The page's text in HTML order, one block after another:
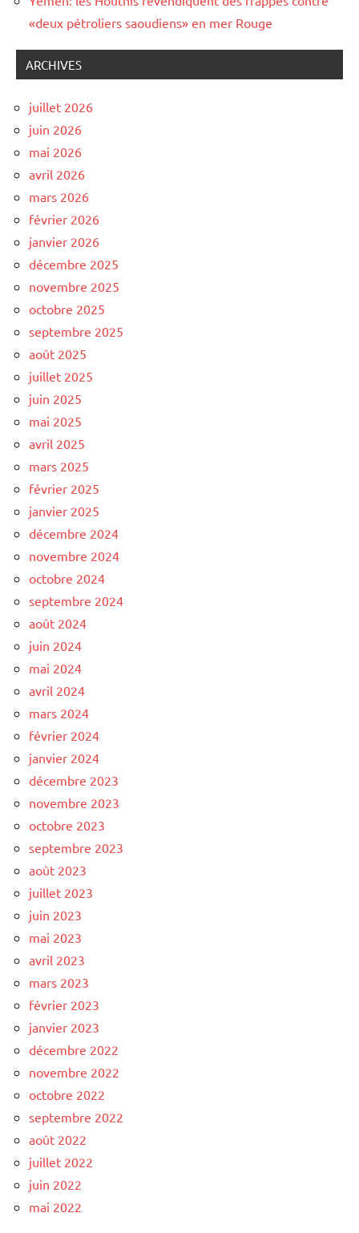
«deux pétroliers saoudiens» en mer Rouge
ARCHIVES
juillet 2026
juin 2026
mai 2026
avril 2026
mars 2026
février 2026
janvier 2026
décembre 2025
novembre 2025
octobre 2025
septembre 2025
août 2025
juillet 2025
juin 2025
mai 2025
avril 2025
mars 2025
février 2025
janvier 2025
décembre 2024
novembre 2024
octobre 2024
septembre 2024
août 2024
juin 2024
mai 2024
avril 2024
mars 2024
février 2024
janvier 2024
décembre 2023
novembre 2023
octobre 2023
septembre 2023
août 2023
juillet 2023
juin 2023
mai 2023
avril 2023
mars 2023
février 2023
janvier 2023
décembre 2022
novembre 2022
octobre 2022
septembre 2022
août 2022
juillet 2022
juin 2022
mai 2022